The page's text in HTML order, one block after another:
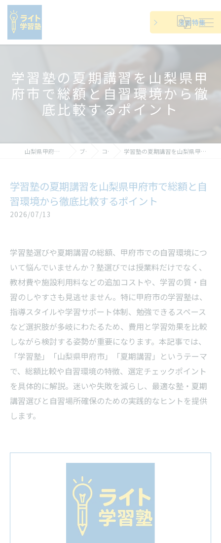
漫画特集
学習塾の夏期講習を山梨県甲
府市で総額と自習環境から徹
底比較するポイント
山梨県甲府市の塾ならライト学習塾 ブログ コラム 学習塾の夏期講習を山梨県甲府市で総額と自習環境から徹底比較するポイント
学習塾の夏期講習を山梨県甲府市で総額と自
習環境から徹底比較するポイント
2026/07/13
学習塾選びや夏期講習の総額、甲府市での自習環境につ
いて悩んでいませんか？塾選びでは授業料だけでなく、
教材費や施設利用料などの追加コストや、学習の質・自
習のしやすさも見逃せません。特に甲府市の学習塾は、
指導スタイルや学習サポート体制、勉強できるスペース
など選択肢が多岐にわたるため、費用と学習効果を比較
しながら検討する姿勢が重要になります。本記事では、
「学習塾」「山梨県甲府市」「夏期講習」というテーマ
で、総額比較や自習環境の特徴、選定チェックポイント
を具体的に解説。迷いや失敗を減らし、最適な塾・夏期
講習選びと自習場所確保のための実践的なヒントを提供
します。